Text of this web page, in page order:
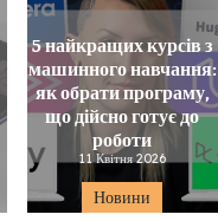
Новини
5 найкращих курсів з
машинного навчання:
як обрати програму,
що дійсно готує до
роботи
11 Квітня 2026